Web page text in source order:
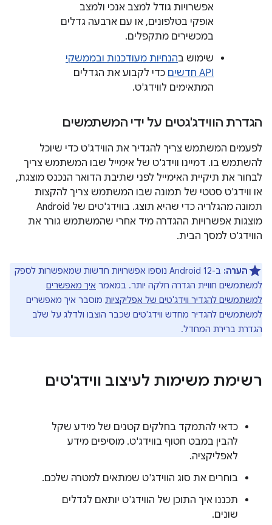
אפשרויות גודל למצב אנכי ולמצב
אופקי בטלפונים, או עם ארבעה גדלים
במכשירים מתקפלים.
שימוש בהנחיות מעודכנות ובממשקי
API חדשים
כדי לקבוע את הגדלים
המתאימים לווידג'ט.
הגדרת הווידג'גטים על ידי המשתמשים
לפעמים המשתמש צריך להגדיר את הווידג'ט כדי שיוכל
להשתמש בו. דמיינו ווידג'ט של אימייל שבו המשתמש צריך
לבחור את תיקיית האימייל לפני שתיבת הדואר הנכנס מוצגת,
או ווידג'ט סטטי של תמונה שבו המשתמש צריך להקצות
תמונה מהגלריה כדי שהיא תוצג. בווידג'טים של Android
מוצגות אפשרויות ההגדרה מיד אחרי שהמשתמש גורר את
הווידג'ט למסך הבית.
הערה:
ב-Android 12 נוספו אפשרויות חדשות שמאפשרות לספק
למשתמשים חוויית הגדרה חלקה יותר. במאמר איך מאפשרים
למשתמשים להגדיר ווידג'טים של אפליקציות מוסבר איך מאפשרים
למשתמשים להגדיר מחדש ווידג'טים שכבר הוצבו ולדלג על שלב
הגדרת ברירת המחדל.
רשימת משימות לעיצוב ווידג'טים
כדאי להתמקד בחלקים קטנים של מידע שקל
להבין במבט חטוף בווידג'ט. מוסיפים מידע
לאפליקציה.
בוחרים את סוג הווידג'ט שמתאים למטרה שלכם.
תכננו איך התוכן של הווידג'ט יותאם לגדלים
שונים.